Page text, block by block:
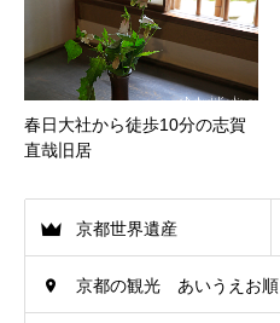
春日大社から徒歩10分の志賀
直哉旧居
京都世界遺産
京都の観光 あいうえお順